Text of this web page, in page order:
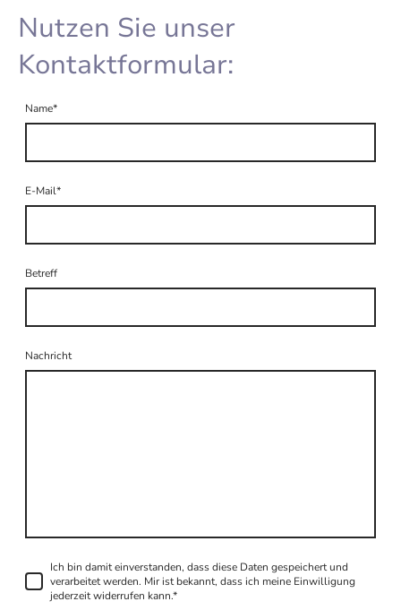
Nutzen Sie unser
Kontaktformular:
Name*
E-Mail*
Betreff
Nachricht
Ich bin damit einverstanden, dass diese Daten gespeichert und
verarbeitet werden. Mir ist bekannt, dass ich meine Einwilligung
jederzeit widerrufen kann.*